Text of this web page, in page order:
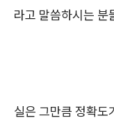
라고 말씀하시는 분
실은 그만큼 정확도